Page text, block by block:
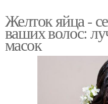
Желток яйца -
ваших волос:
масок